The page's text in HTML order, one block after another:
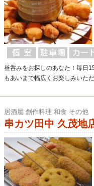
昼呑みをお探しのあなた！毎日
もあいまで幅広くお楽しみいた
居酒屋 創作料理 和食 その他
串カツ田中 久茂地